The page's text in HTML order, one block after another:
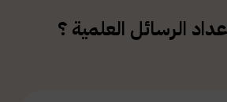
الرسائل العلمية ؟